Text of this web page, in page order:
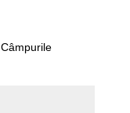
Câmpurile